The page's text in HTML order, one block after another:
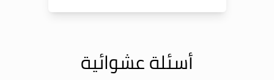
أسئلة عشوائية